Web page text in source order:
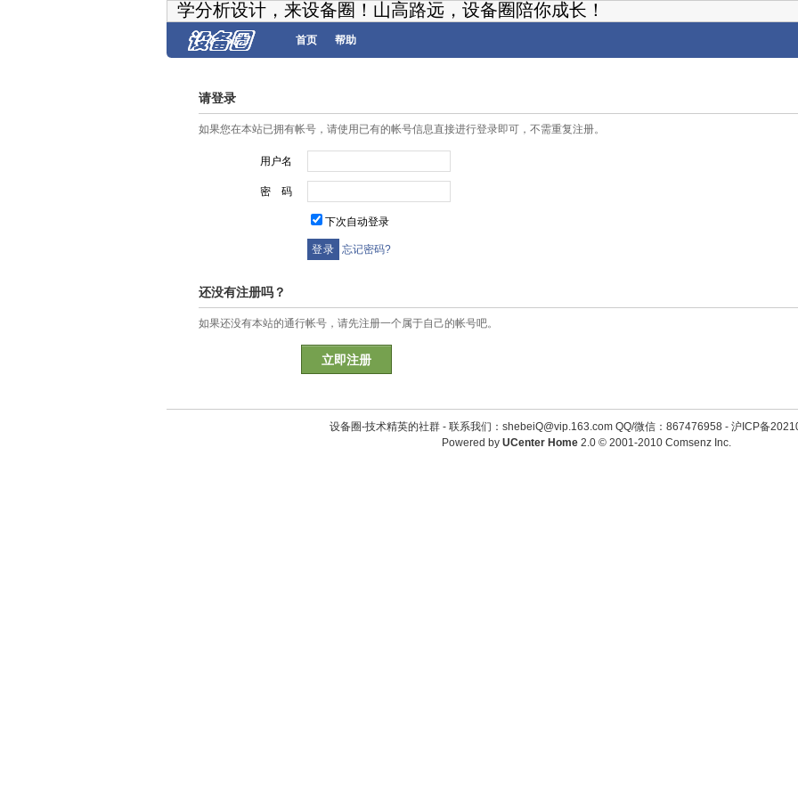
学分析设计，来设备圈！山高路远，设备圈陪你成长！
首页 帮助
请登录
如果您在本站已拥有帐号，请使用已有的帐号信息直接进行登录即可，不需重复注册。
用户名
密 码
下次自动登录
忘记密码?
还没有注册吗？
如果还没有本站的通行帐号，请先注册一个属于自己的帐号吧。
立即注册
设备圈-技术精英的社群 - 联系我们：shebeiQ@vip.163.com QQ/微信：867476958- 沪ICP备
Powered by UCenter Home 2.0© 2001-2010 Comsenz Inc.